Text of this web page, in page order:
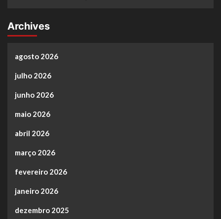
Archives
agosto 2026
julho 2026
junho 2026
maio 2026
abril 2026
março 2026
fevereiro 2026
janeiro 2026
dezembro 2025